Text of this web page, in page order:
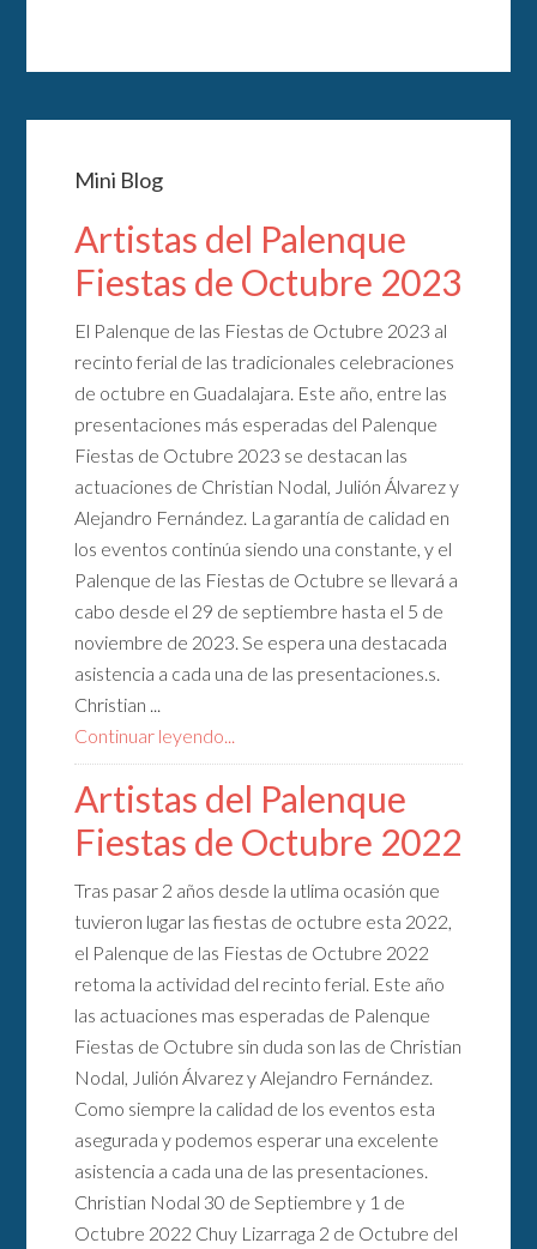
Mini Blog
Artistas del Palenque
Fiestas de Octubre 2023
El Palenque de las Fiestas de Octubre 2023 al
recinto ferial de las tradicionales celebraciones
de octubre en Guadalajara. Este año, entre las
presentaciones más esperadas del Palenque
Fiestas de Octubre 2023 se destacan las
actuaciones de Christian Nodal, Julión Álvarez y
Alejandro Fernández. La garantía de calidad en
los eventos continúa siendo una constante, y el
Palenque de las Fiestas de Octubre se llevará a
cabo desde el 29 de septiembre hasta el 5 de
noviembre de 2023. Se espera una destacada
asistencia a cada una de las presentaciones.s.
Christian ...
Continuar leyendo...
Artistas del Palenque
Fiestas de Octubre 2022
Tras pasar 2 años desde la utlima ocasión que
tuvieron lugar las fiestas de octubre esta 2022,
el Palenque de las Fiestas de Octubre 2022
retoma la actividad del recinto ferial. Este año
las actuaciones mas esperadas de Palenque
Fiestas de Octubre sin duda son las de Christian
Nodal, Julión Álvarez y Alejandro Fernández.
Como siempre la calidad de los eventos esta
asegurada y podemos esperar una excelente
asistencia a cada una de las presentaciones.
Christian Nodal 30 de Septiembre y 1 de
Octubre 2022 Chuy Lizarraga 2 de Octubre del